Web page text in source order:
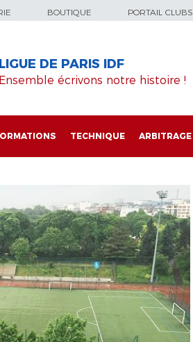
BOUTIQUE PORTAIL CLUBS
LIGUE DE PARIS IDF
Ensemble écrivons notre histoire !
TECHNIQUE ARBITRAGE